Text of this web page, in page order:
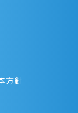
方針